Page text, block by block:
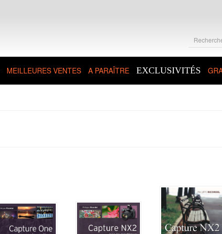
MEILLEURES VENTES A PARAÎTRE EXCLUSIVITÉS